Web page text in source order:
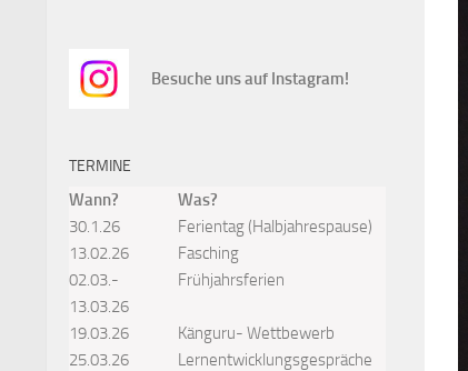
Besuche uns auf Instagram!
TERMINE
Wann?
Was?
30.1.26
Ferientag (Halbjahrespause)
13.02.26
Fasching
02.03.-
13.03.26
Frühjahrsferien
19.03.26
Känguru- Wettbewerb
25.03.26
Lernentwicklungsgespräche